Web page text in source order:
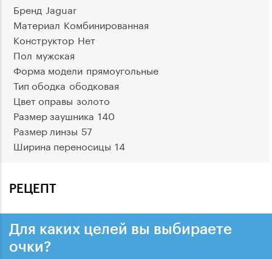
Бренд Jaguar
Материал Комбинированная
Конструктор Нет
Пол мужская
Форма модели прямоугольные
Тип ободка ободковая
Цвет оправы золото
Размер заушника 140
Размер линзы 57
Ширина переносицы 14
РЕЦЕПТ
Для каких целей вы выбираете
очки?